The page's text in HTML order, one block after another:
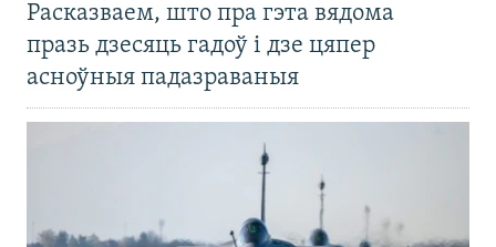
Расказваем, што пра гэта вядома
празь дзесяць гадоў і дзе цяпер
асноўныя падазраваныя